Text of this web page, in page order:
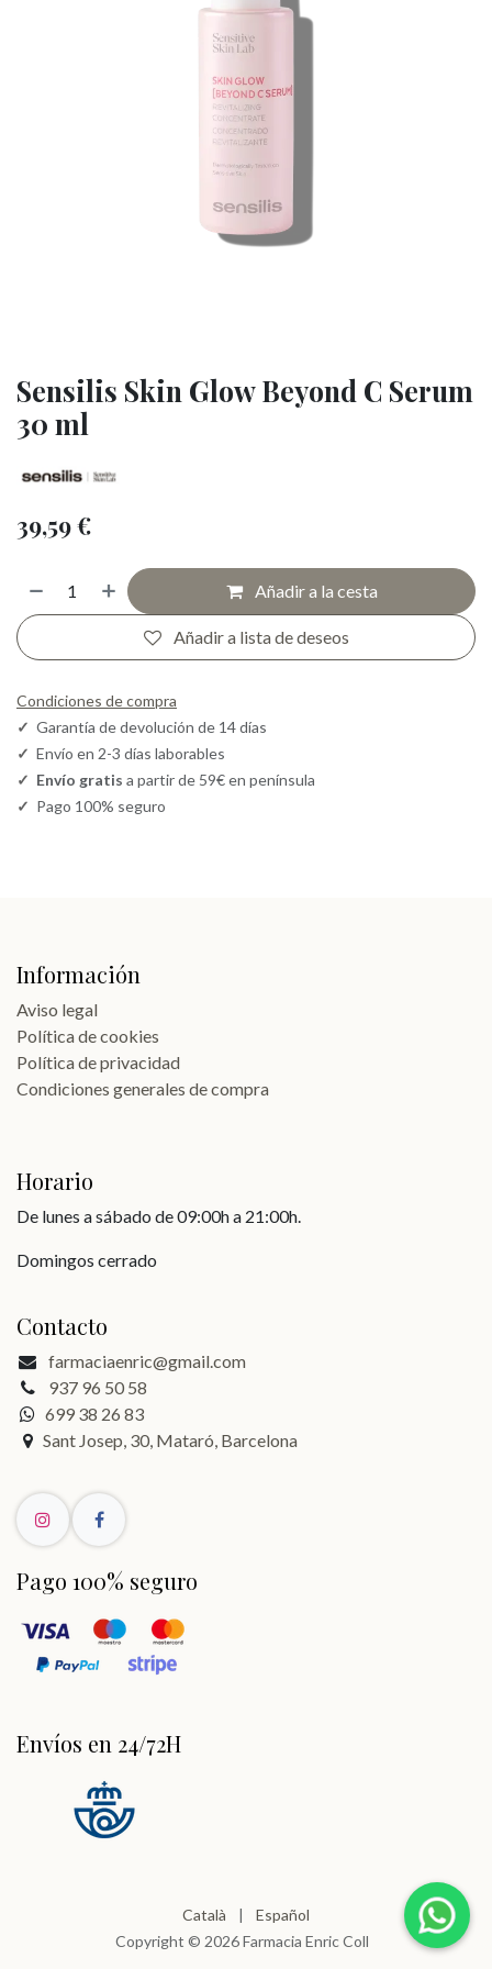
Sensilis Skin Glow Beyond C Serum
30 ml
39,59€
Añadir a la cesta
Añadir a lista de deseos
Condiciones de compra
✓ Garantía de devolución de 14 días
✓ Envío en 2-3 días laborables
✓ Envío gratis a partir de 59€ en península
✓ Pago 100% seguro
Información
Aviso legal
Política de cookies
Política de privacidad
Condiciones generales de compra
Horario
De lunes a sábado de 09:00h a 21:00h.
Domingos cerrado
Contacto
farmaciaenric@gmail.com
937 96 50 58
699 38 26 83
Sant Josep, 30, Mataró, Barcelona
Pago 100% seguro
Envíos en 24/72H
Copyright © 2026 Farmacia Enric Coll
Català | Español